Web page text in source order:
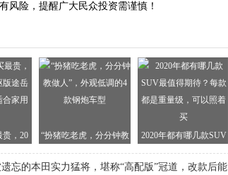
风险，提醒广大民众投资需谨慎！
贵，20
途岳比
家用
“扮猪吃老虎，分分钟教
做人”，外观低调的4款
钢炮车型
2020年都有哪几款SUV
最值得期待？每款都是
重量级，可以照着买
忘的本田实力猛将，堪称“高配版”冠道，改款后能